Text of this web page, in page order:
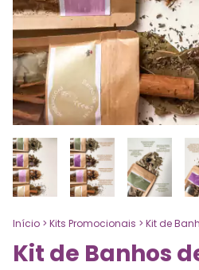
Início > Kits Promocionais > Kit de
Kit de Banhos